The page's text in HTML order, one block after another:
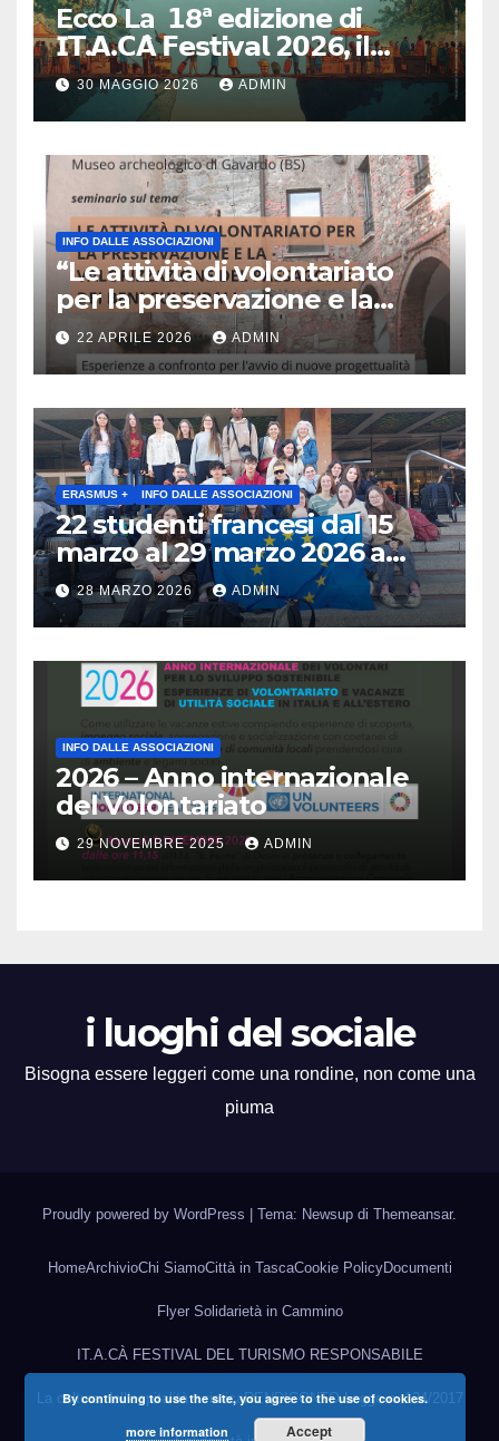
Ecco La 𝟭8ª 𝗲𝗱𝗶𝘇𝗶𝗼𝗻𝗲 di
𝗜𝗧.𝗔.𝗖𝗔̀ 𝗙𝗲𝘀𝘁𝗶𝘃𝗮𝗹 𝟮𝟬𝟮6, il
primo e unico festival in Italia
dedicato al turismo
responsabile.
30 MAGGIO 2026 ADMIN
INFO DALLE ASSOCIAZIONI
“Le attività di volontariato
per la preservazione e la
valorizzazione del paesaggio
e dei beni culturali
Esperienze a confronto per
l’avvio di nuove
progettualità – Sabato 2
maggio 2026 ore 10:30 Museo
archeologico di Gavardo (BS)
22 APRILE 2026 ADMIN
ERASMUS + INFO DALLE ASSOCIAZIONI
22 studenti francesi dal 15
marzo al 29 marzo 2026 a
Brescia : Erasmus plus :
Arricchisce la vita, apre la
mente
28 MARZO 2026 ADMIN
INFO DALLE ASSOCIAZIONI
2026 – Anno internazionale
del Volontariato
29 NOVEMBRE 2025 ADMIN
i luoghi del sociale
Bisogna essere leggeri come una rondine, non come una
piuma
Proudly powered by WordPress Tema: Newsup di Themeansar.
HomeArchivioChi SiamoCittà in TascaCookie PolicyDocumenti
Flyer Solidarietà in Cammino
IT.A.CÀ FESTIVAL DEL TURISMO RESPONSABILE
La cultura dell’ospitalità turisticaRENDICONTO Legge n. 124/2017
By continuing to use the site, you agree to the use of cookies.
more information
Accept